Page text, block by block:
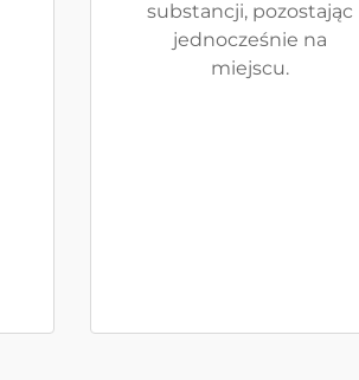
substancji, pozostając
jednocześnie na
miejscu.